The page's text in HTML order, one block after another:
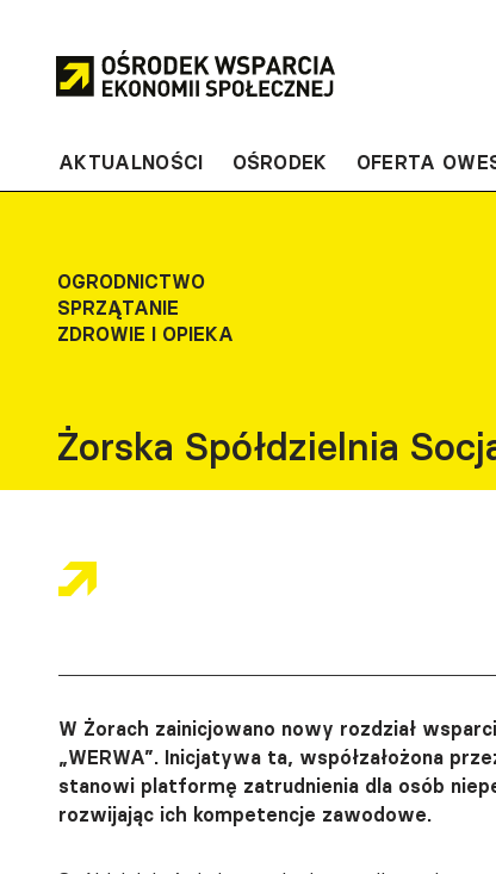
Przejdź
AKTUALNOŚCI
OŚRODEK OFERTA
OGRODNICTWO
SPRZĄTANIE
ZDROWIE I OPIEKA
Żorska Spółdzielnia
W Żorach zainicjowano nowy rozdział
„WERWA”. Inicjatywa ta, współzałożona
stanowi platformę zatrudnienia dla osób
rozwijając ich kompetencje zawodowe.